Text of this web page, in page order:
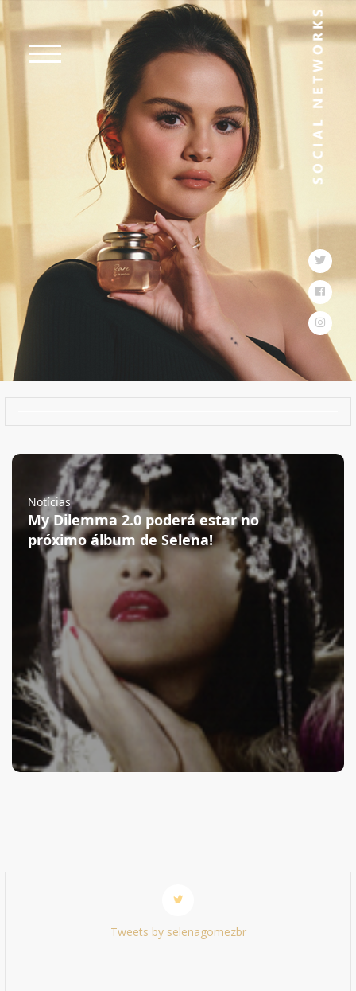
Notícias
My Dilemma 2.0 poderá estar no
próximo álbum de Selena!
Tweets by selenagomezbr